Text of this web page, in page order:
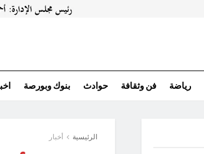
رياضة فن وثقافة حوادث بنوك وبورصة
الرئيسية أخبار